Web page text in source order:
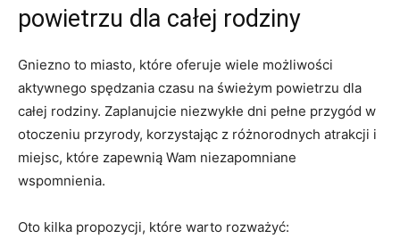
powietrzu ‌dla całej rodziny
Gniezno to ​miasto, które ⁣oferuje wiele możliwości
aktywnego spędzania ​czasu na świeżym powietrzu dla‌
całej⁣ rodziny.‍ Zaplanujcie niezwykłe dni​ pełne przygód w
otoczeniu ⁣przyrody, korzystając‍ z różnorodnych atrakcji i ​
miejsc, które ⁣zapewnią Wam niezapomniane‍
wspomnienia.
Oto ​kilka propozycji, które ‌warto rozważyć: